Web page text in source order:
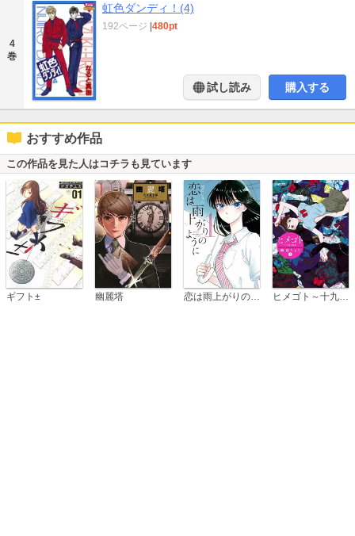
4
巻
虹色ダンディ！(4)
192ページ 480pt
試し読み 購入する
おすすめ作品
この作品を見た人はコチラも見ています
ギフト± 幽麗塔 恋は雨上がりのように ヒメゴト～十九歳の制服～